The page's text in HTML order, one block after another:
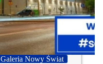
Galeria Nowy Świat